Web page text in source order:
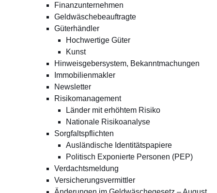
Finanzunternehmen
Geldwäschebeauftragte
Güterhändler
Hochwertige Güter
Kunst
Hinweisgebersystem, Bekanntmachungen
Immobilienmakler
Newsletter
Risikomanagement
Länder mit erhöhtem Risiko
Nationale Risikoanalyse
Sorgfaltspflichten
Ausländische Identitätspapiere
Politisch Exponierte Personen (PEP)
Verdachtsmeldung
Versicherungsvermittler